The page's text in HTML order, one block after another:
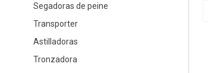
Segadoras de peine
Transporter
Astilladoras
Tronzadora